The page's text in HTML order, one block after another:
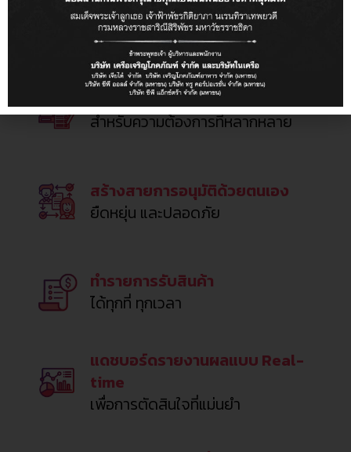
ที่ช่วยให้เลือกซื้อได้อย่างสะดวก
รวดเร็ว
รองรับการจัดซื้อพิเศษ
สำหรับความต้องการที่หลากหลาย
สร้างสายการอนุมัติด้วยตนเอง
ยืดหยุ่น และปลอดภัย
ทำรายการรับสินค้า
ได้ทุกที่ ทุกเวลา
แดชบอร์ดรายงานผลแบบ Real-
time
เพื่อการตัดสินใจที่แม่นยำ